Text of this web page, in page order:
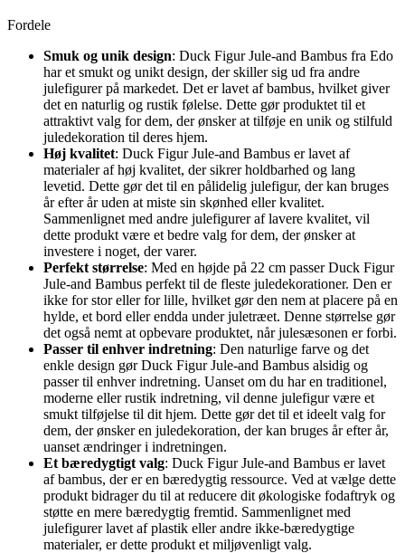
Fordele
Smuk og unik design: Duck Figur Jule-and Bambus fra Edo
har et smukt og unikt design, der skiller sig ud fra andre
julefigurer på markedet. Det er lavet af bambus, hvilket giver
det en naturlig og rustik følelse. Dette gør produktet til et
attraktivt valg for dem, der ønsker at tilføje en unik og stilfuld
juledekoration til deres hjem.
Høj kvalitet: Duck Figur Jule-and Bambus er lavet af
materialer af høj kvalitet, der sikrer holdbarhed og lang
levetid. Dette gør det til en pålidelig julefigur, der kan bruges
år efter år uden at miste sin skønhed eller kvalitet.
Sammenlignet med andre julefigurer af lavere kvalitet, vil
dette produkt være et bedre valg for dem, der ønsker at
investere i noget, der varer.
Perfekt størrelse: Med en højde på 22 cm passer Duck Figur
Jule-and Bambus perfekt til de fleste juledekorationer. Den er
ikke for stor eller for lille, hvilket gør den nem at placere på en
hylde, et bord eller endda under juletræet. Denne størrelse gør
det også nemt at opbevare produktet, når julesæsonen er forbi.
Passer til enhver indretning: Den naturlige farve og det
enkle design gør Duck Figur Jule-and Bambus alsidig og
passer til enhver indretning. Uanset om du har en traditionel,
moderne eller rustik indretning, vil denne julefigur være et
smukt tilføjelse til dit hjem. Dette gør det til et ideelt valg for
dem, der ønsker en juledekoration, der kan bruges år efter år,
uanset ændringer i indretningen.
Et bæredygtigt valg: Duck Figur Jule-and Bambus er lavet
af bambus, der er en bæredygtig ressource. Ved at vælge dette
produkt bidrager du til at reducere dit økologiske fodaftryk og
støtte en mere bæredygtig fremtid. Sammenlignet med
julefigurer lavet af plastik eller andre ikke-bæredygtige
materialer, er dette produkt et miljøvenligt valg.